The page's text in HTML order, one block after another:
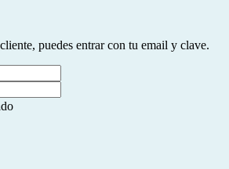
puedes entrar con tu email y clave.